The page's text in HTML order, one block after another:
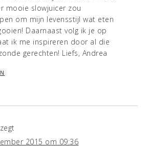
mooie slowjuicer zou
om mijn levensstijl wat eten
Daarnaast volg ik je op
ik me inspireren door al die
gerechten! Liefs, Andrea
zegt
2015 om 09:36